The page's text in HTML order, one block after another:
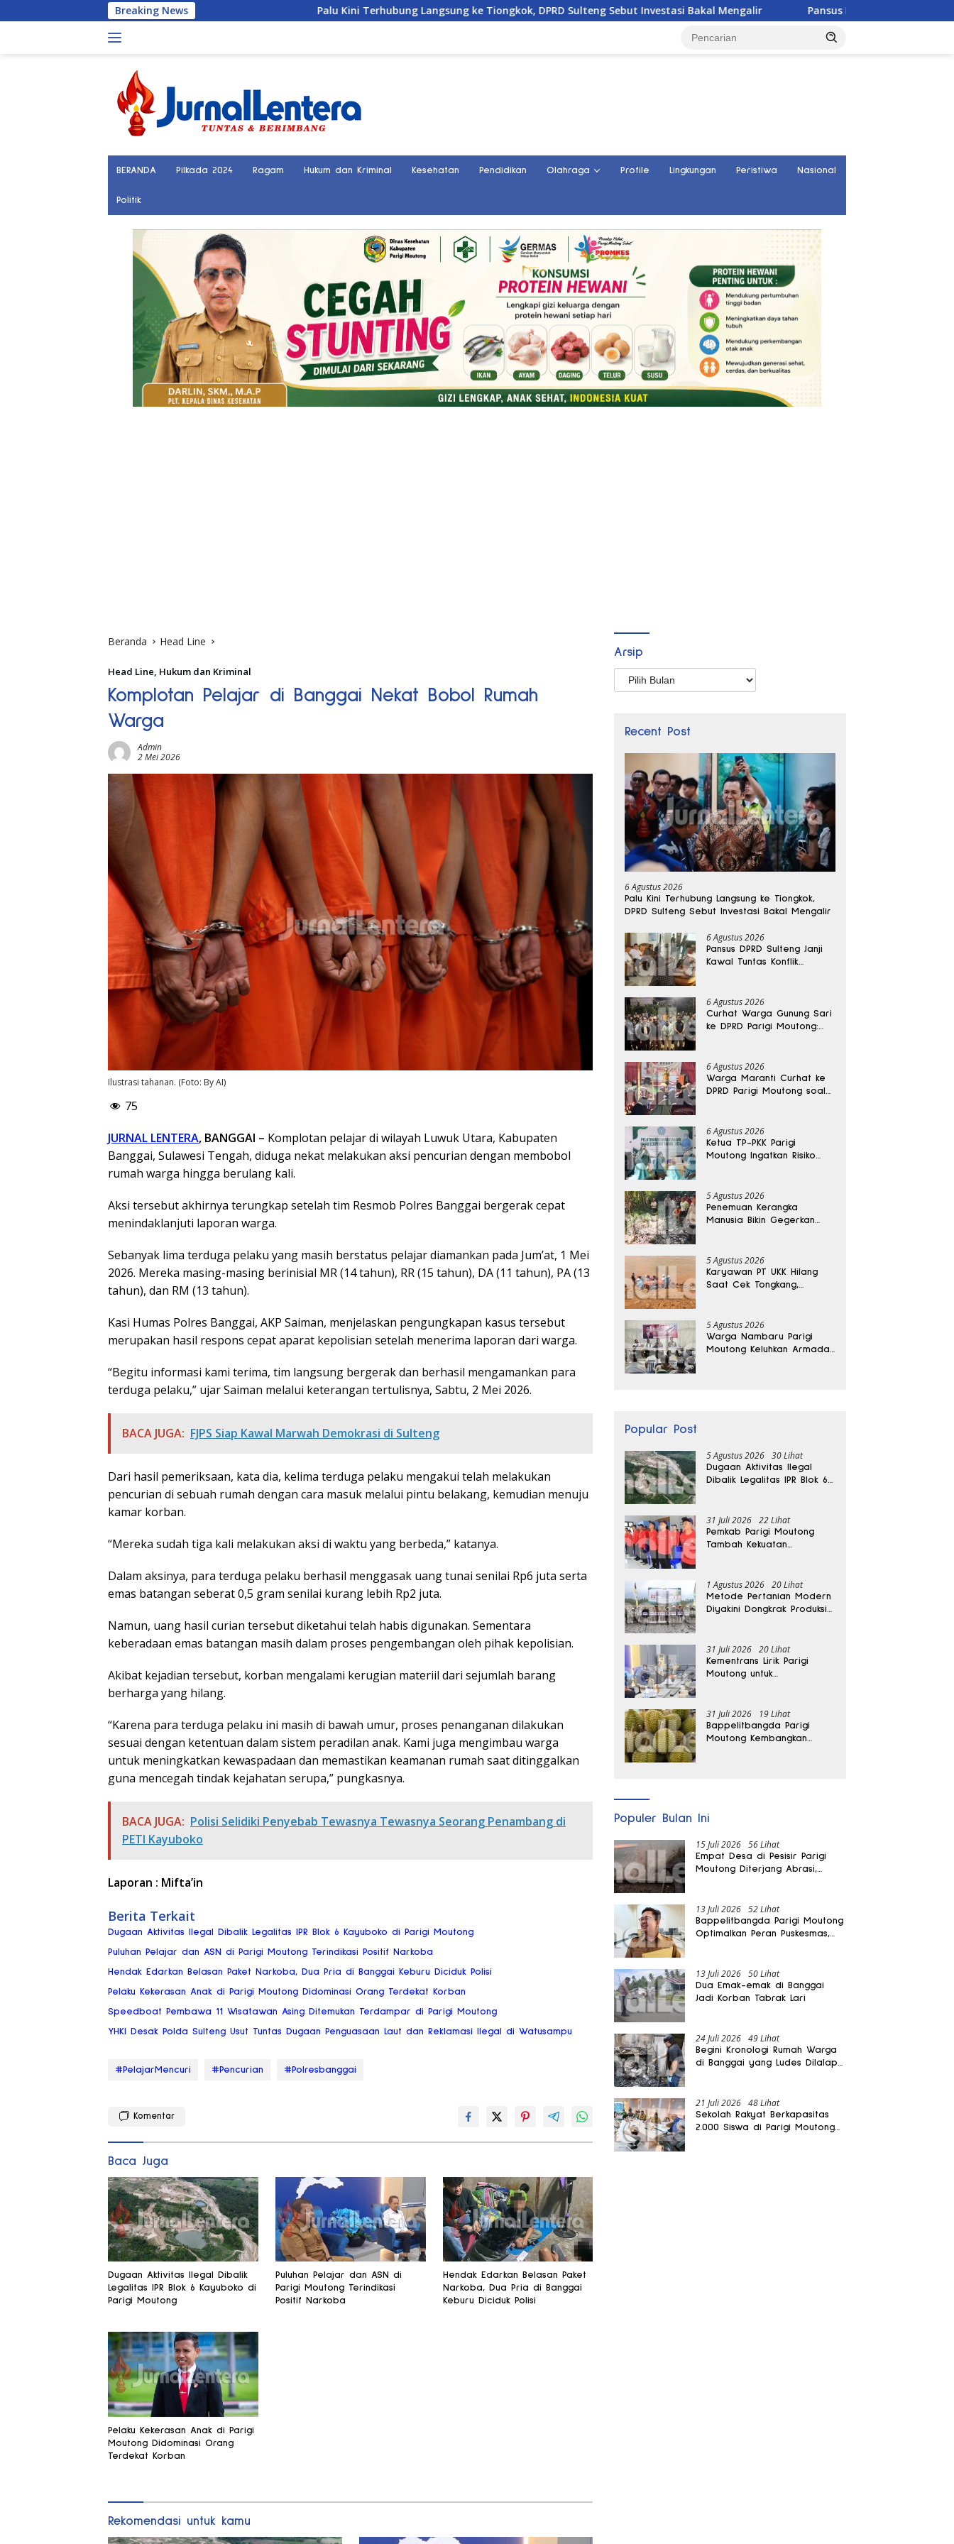
ke
Breaking News Palu Kini Terhubung Langsung ke Tiongkok, DPRD Sulteng Sebut Investasi Bakal Mengalir Pansus DPRD Sulteng Janji Kawal Tuntas Konflik
BERANDA Pilkada 2024 Ragam Hukum dan Kriminal Kesehatan Pendidikan Olahraga Profile Lingkungan Peristiwa Nasional
Politik
Beranda Head Line
Head Line, Hukum dan Kriminal
Komplotan Pelajar di Banggai Nekat Bobol Rumah
Warga
Admin
2 Mei 2026
Ilustrasi tahanan. (Foto: By AI)
75
JURNAL LENTERA, BANGGAI – Komplotan pelajar di wilayah Luwuk Utara, Kabupaten
Banggai, Sulawesi Tengah, diduga nekat melakukan aksi pencurian dengan membobol
rumah warga hingga berulang kali.
Aksi tersebut akhirnya terungkap setelah tim Resmob Polres Banggai bergerak cepat
menindaklanjuti laporan warga.
Sebanyak lima terduga pelaku yang masih berstatus pelajar diamankan pada Jum’at, 1 Mei
2026. Mereka masing-masing berinisial MR (14 tahun), RR (15 tahun), DA (11 tahun), PA (13
tahun), dan RM (13 tahun).
Kasi Humas Polres Banggai, AKP Saiman, menjelaskan pengungkapan kasus tersebut
merupakan hasil respons cepat aparat kepolisian setelah menerima laporan dari warga.
“Begitu informasi kami terima, tim langsung bergerak dan berhasil mengamankan para
terduga pelaku,” ujar Saiman melalui keterangan tertulisnya, Sabtu, 2 Mei 2026.
BACA JUGA: FJPS Siap Kawal Marwah Demokrasi di Sulteng
Dari hasil pemeriksaan, kata dia, kelima terduga pelaku mengakui telah melakukan
pencurian di sebuah rumah dengan cara masuk melalui pintu belakang, kemudian menuju
kamar korban.
“Mereka sudah tiga kali melakukan aksi di waktu yang berbeda,” katanya.
Dalam aksinya, para terduga pelaku berhasil menggasak uang tunai senilai Rp6 juta serta
emas batangan seberat 0,5 gram senilai kurang lebih Rp2 juta.
Namun, uang hasil curian tersebut diketahui telah habis digunakan. Sementara
keberadaan emas batangan masih dalam proses pengembangan oleh pihak kepolisian.
Akibat kejadian tersebut, korban mengalami kerugian materiil dari sejumlah barang
berharga yang hilang.
“Karena para terduga pelaku ini masih di bawah umur, proses penanganan dilakukan
sesuai dengan ketentuan dalam sistem peradilan anak. Kami juga mengimbau warga
untuk meningkatkan kewaspadaan dan memastikan keamanan rumah saat ditinggalkan
guna mencegah tindak kejahatan serupa,” pungkasnya.
BACA JUGA: Polisi Selidiki Penyebab Tewasnya Tewasnya Seorang Penambang di
PETI Kayuboko
Laporan : Mifta’in
Berita Terkait
Dugaan Aktivitas Ilegal Dibalik Legalitas IPR Blok 6 Kayuboko di Parigi Moutong
Puluhan Pelajar dan ASN di Parigi Moutong Terindikasi Positif Narkoba
Hendak Edarkan Belasan Paket Narkoba, Dua Pria di Banggai Keburu Diciduk Polisi
Pelaku Kekerasan Anak di Parigi Moutong Didominasi Orang Terdekat Korban
Speedboat Pembawa 11 Wisatawan Asing Ditemukan Terdampar di Parigi Moutong
YHKI Desak Polda Sulteng Usut Tuntas Dugaan Penguasaan Laut dan Reklamasi Ilegal di Watusampu
#PelajarMencuri #Pencurian #Polresbanggai
Komentar
Baca Juga
Dugaan Aktivitas Ilegal Dibalik
Legalitas IPR Blok 6 Kayuboko di
Parigi Moutong
Puluhan Pelajar dan ASN di
Parigi Moutong Terindikasi
Positif Narkoba
Hendak Edarkan Belasan Paket
Narkoba, Dua Pria di Banggai
Keburu Diciduk Polisi
Pelaku Kekerasan Anak di Parigi
Moutong Didominasi Orang
Terdekat Korban
Rekomendasi untuk kamu
Arsip
Arsip
Recent Post
6 Agustus 2026
Palu Kini Terhubung Langsung ke Tiongkok,
DPRD Sulteng Sebut Investasi Bakal Mengalir
6 Agustus 2026
Pansus DPRD Sulteng Janji
Kawal Tuntas Konflik
6 Agustus 2026
Curhat Warga Gunung Sari
ke DPRD Parigi Moutong:
6 Agustus 2026
Warga Maranti Curhat ke
DPRD Parigi Moutong soal
Bersalin
6 Agustus 2026
Ketua TP-PKK Parigi
Moutong Ingatkan Risiko
5 Agustus 2026
Penemuan Kerangka
Manusia Bikin Gegerkan
5 Agustus 2026
Karyawan PT UKK Hilang
Saat Cek Tongkang,
5 Agustus 2026
Warga Nambaru Parigi
Moutong Keluhkan Armada
Popular Post
5 Agustus 2026 30 Lihat
Dugaan Aktivitas Ilegal
Dibalik Legalitas IPR Blok 6
31 Juli 2026 22 Lihat
Pemkab Parigi Moutong
Tambah Kekuatan
1 Agustus 2026 20 Lihat
Metode Pertanian Modern
Diyakini Dongkrak Produksi
31 Juli 2026 20 Lihat
Kementrans Lirik Parigi
Moutong untuk
31 Juli 2026 19 Lihat
Bappelitbangda Parigi
Moutong Kembangkan
Populer Bulan Ini
15 Juli 2026 56 Lihat
Empat Desa di Pesisir Parigi
Moutong Diterjang Abrasi,
13 Juli 2026 52 Lihat
Bappelitbangda Parigi Moutong
Optimalkan Peran Puskesmas,
13 Juli 2026 50 Lihat
Dua Emak-emak di Banggai
Jadi Korban Tabrak Lari
24 Juli 2026 49 Lihat
Begini Kronologi Rumah Warga
di Banggai yang Ludes Dilalap
21 Juli 2026 48 Lihat
Sekolah Rakyat Berkapasitas
2.000 Siswa di Parigi Moutong